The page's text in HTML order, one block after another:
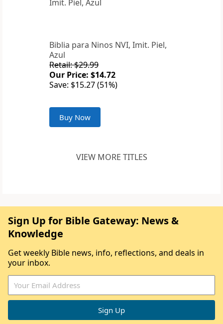
Biblia para Ninos NVI, Imit. Piel,
Azul
Retail: $29.99
Our Price: $14.72
Save: $15.27 (51%)
Buy Now
VIEW MORE TITLES
Sign Up for Bible Gateway: News &
Knowledge
Get weekly Bible news, info, reflections, and deals in
your inbox.